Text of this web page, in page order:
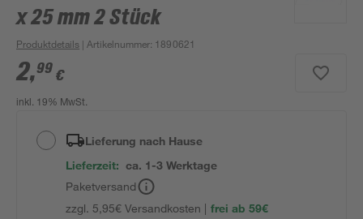
x 25 mm 2 Stück
Produktdetails | Artikelnummer: 1890621
2,99 €
inkl. 19% MwSt.
Lieferung nach Hause
Lieferzeit: ca. 1-3 Werktage
Paketversand
zzgl. 5,95€ Versandkosten | frei ab 59€